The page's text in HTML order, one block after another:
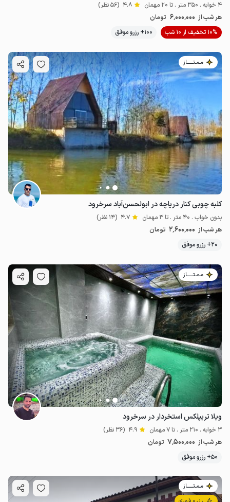
4 خوابه . 350 متر . تا 20 مهمان 4.8 (56 نظر)
هر شب از 6٬000٬000 تومان
10% تخفیف از 10 شب
100+ رزرو موفق
مـمـتــــــاز
کلبه چوبی کنار دریاچه در ابولحسن‌آباد سرخرود
بدون خواب . 40 متر . تا 3 مهمان 4.7 (14 نظر)
هر شب از 2٬600٬000 تومان
20+ رزرو موفق
مـمـتــــــاز
ویلا تریپلکس استخردار در سرخرود
3 خوابه . 210 متر . تا 7 مهمان 4.9 (36 نظر)
هر شب از 7٬500٬000 تومان
50+ رزرو موفق
مـمـتــــــاز